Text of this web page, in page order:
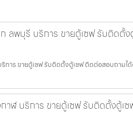
ลพบุรี บริการ ขายตู้เซฟ รับติดตั้
การ ขายตู้เซฟ รับติดตั้งตู้เซฟ ติดต่อสอบถามไ
าฬ บริการ ขายตู้เซฟ รับติดตั้งตู้เ